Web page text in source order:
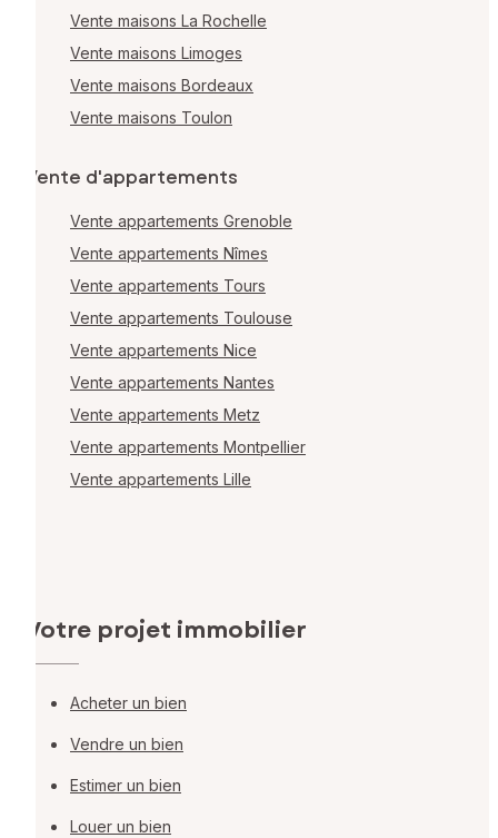
Vente maisons La Rochelle
Vente maisons Limoges
Vente maisons Bordeaux
Vente maisons Toulon
Vente d'appartements
Vente appartements Grenoble
Vente appartements Nîmes
Vente appartements Tours
Vente appartements Toulouse
Vente appartements Nice
Vente appartements Nantes
Vente appartements Metz
Vente appartements Montpellier
Vente appartements Lille
Votre projet immobilier
Acheter un bien
Vendre un bien
Estimer un bien
Louer un bien